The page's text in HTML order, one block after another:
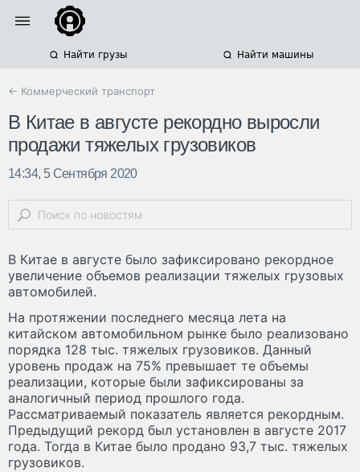
Найти грузы Найти машины
← Коммерческий транспорт
В Китае в августе рекордно выросли
продажи тяжелых грузовиков
14:34, 5 Сентября 2020
В Китае в августе было зафиксировано рекордное
увеличение объемов реализации тяжелых грузовых
автомобилей.
На протяжении последнего месяца лета на
китайском автомобильном рынке было реализовано
порядка 128 тыс. тяжелых грузовиков. Данный
уровень продаж на 75% превышает те объемы
реализации, которые были зафиксированы за
аналогичный период прошлого года.
Рассматриваемый показатель является рекордным.
Предыдущий рекорд был установлен в августе 2017
года. Тогда в Китае было продано 93,7 тыс. тяжелых
грузовиков.